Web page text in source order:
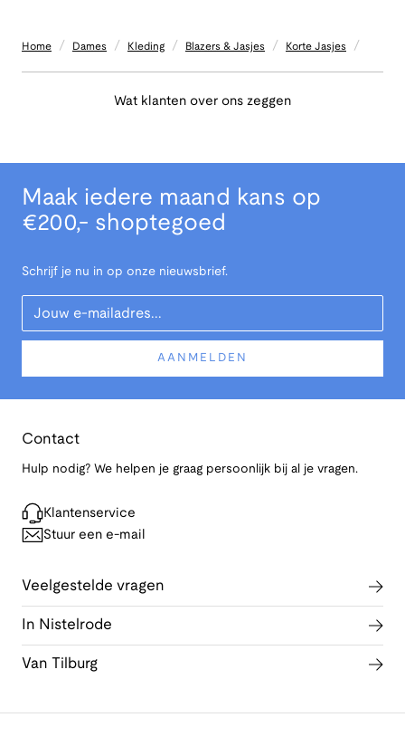
Home / Dames / Kleding / Blazers & Jasjes / Korte Jasjes /
Wat klanten over ons zeggen
Maak iedere maand kans op
€200,- shoptegoed
Schrijf je nu in op onze nieuwsbrief.
Your Email
AANMELDEN
Contact
Hulp nodig? We helpen je graag persoonlijk bij al je vragen.
Klantenservice
Stuur een e-mail
Veelgestelde vragen
In Nistelrode
Van Tilburg